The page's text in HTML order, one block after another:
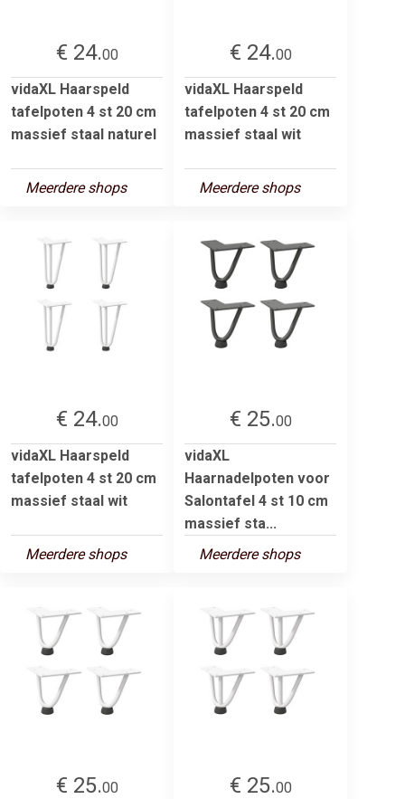
€ 24.00
vidaXL Haarspeld
tafelpoten 4 st 20 cm
massief staal naturel
Meerdere shops
€ 24.00
vidaXL Haarspeld
tafelpoten 4 st 20 cm
massief staal wit
Meerdere shops
€ 24.00
vidaXL Haarspeld
tafelpoten 4 st 20 cm
massief staal wit
Meerdere shops
€ 25.00
vidaXL
Haarnadelpoten voor
Salontafel 4 st 10 cm
massief sta...
Meerdere shops
€ 25.00
€ 25.00